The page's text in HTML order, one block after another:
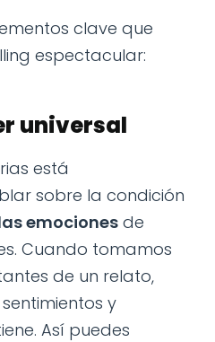
clave que
espectacular:
universal
está
sobre la condición
emociones de
Cuando tomamos
de un relato,
y
Así puedes